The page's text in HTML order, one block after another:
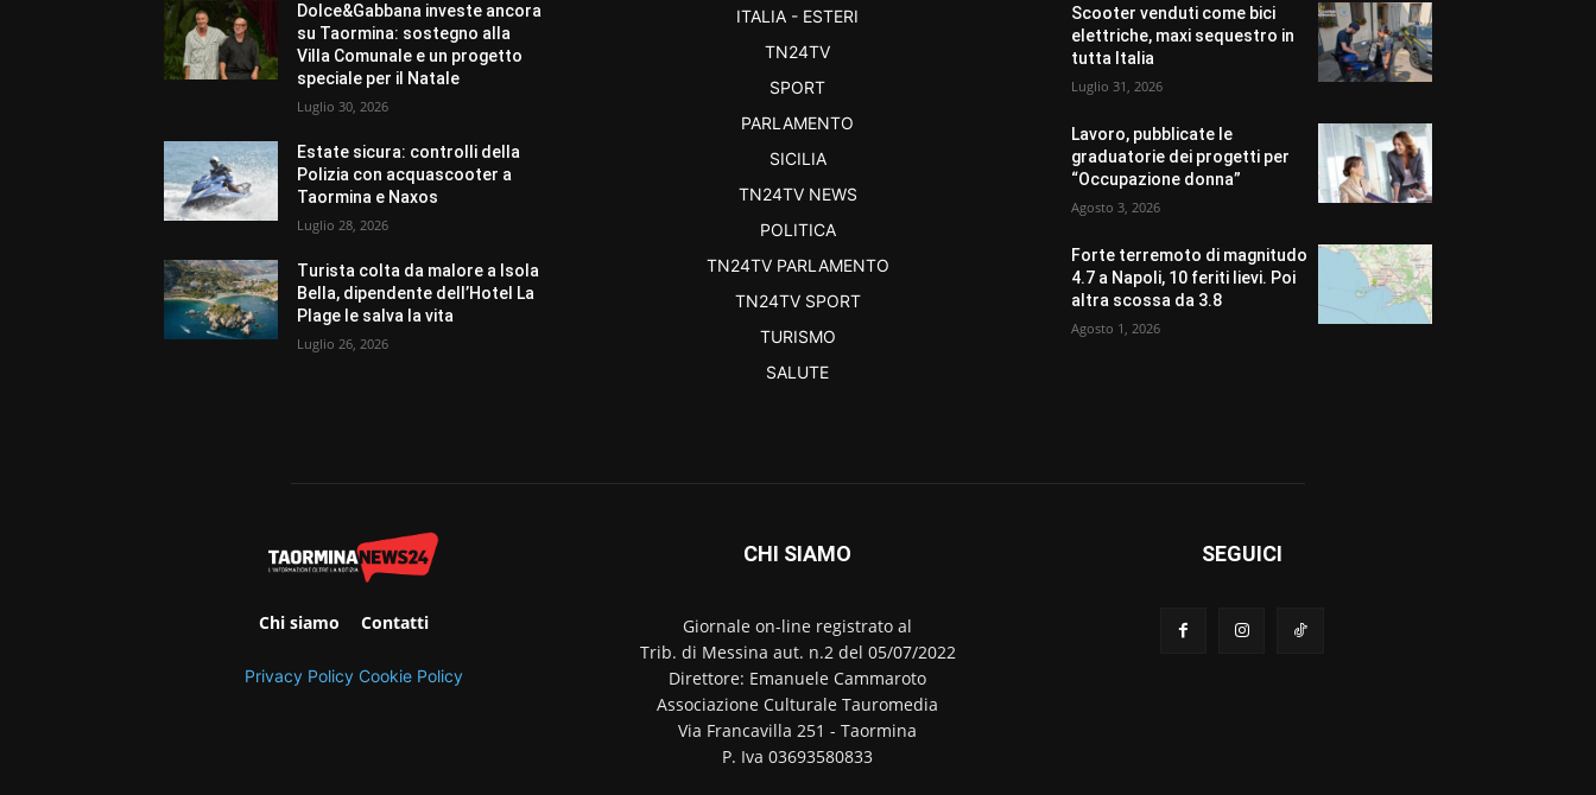
Dolce&Gabbana investe ancora
su Taormina: sostegno alla
Villa Comunale e un progetto
speciale per il Natale
Luglio 30, 2026
Estate sicura: controlli della
Polizia con acquascooter a
Taormina e Naxos
Luglio 28, 2026
Turista colta da malore a Isola
Bella, dipendente dell’Hotel La
Plage le salva la vita
Luglio 26, 2026
ITALIA - ESTERI
TN24TV
SPORT
PARLAMENTO
SICILIA
TN24TV NEWS
POLITICA
TN24TV PARLAMENTO
TN24TV SPORT
TURISMO
SALUTE
Scooter venduti come bici
elettriche, maxi sequestro in
tutta Italia
Luglio 31, 2026
Lavoro, pubblicate le
graduatorie dei progetti per
“Occupazione donna”
Agosto 3, 2026
Forte terremoto di magnitudo
4.7 a Napoli, 10 feriti lievi. Poi
altra scossa da 3.8
Agosto 1, 2026
Chi siamo Contatti
Privacy Policy Cookie Policy
CHI SIAMO
Giornale on-line registrato al
Trib. di Messina aut. n.2 del 05/07/2022
Direttore: Emanuele Cammaroto
Associazione Culturale Tauromedia
Via Francavilla 251 - Taormina
P. Iva 03693580833
SEGUICI